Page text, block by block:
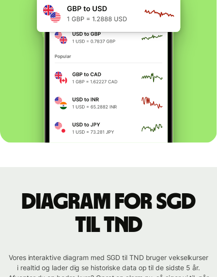
Diagram for SGD
til TND
Vores interaktive diagram med SGD til TND bruger vekselkurser
i realtid og lader dig se historiske data op til de sidste 5 år.